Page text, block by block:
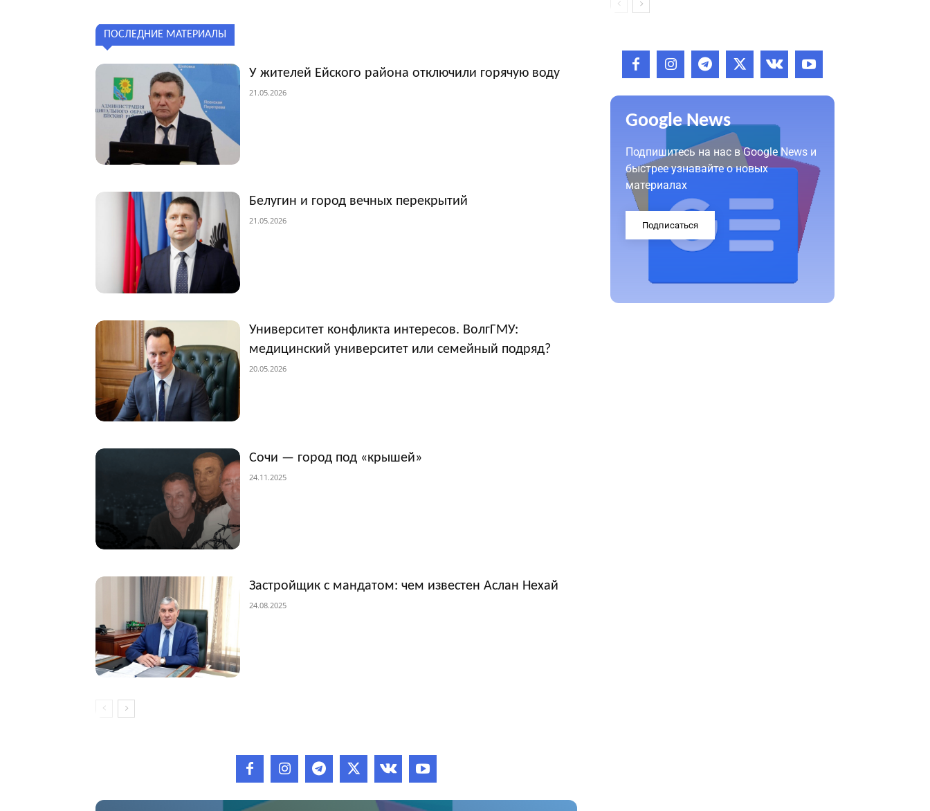
ПОСЛЕДНИЕ МАТЕРИАЛЫ
У жителей Ейского района отключили горячую воду
21.05.2026
Белугин и город вечных перекрытий
21.05.2026
Университет конфликта интересов. ВолгГМУ:
медицинский университет или семейный подряд?
20.05.2026
Сочи — город под «крышей»
24.11.2025
Застройщик с мандатом: чем известен Аслан Нехай
24.08.2025
Google News
Подпишитесь на нас в Google News и
быстрее узнавайте о новых
материалах
Подписаться